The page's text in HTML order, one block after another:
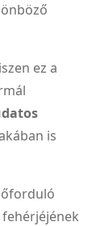
ez a
is